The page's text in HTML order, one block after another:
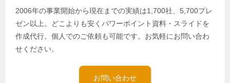
2006年の事業開始から現在までの実績は1,700社、5,700プレ
ゼン以上。どこよりも安くパワーポイント資料・スライドを
作成代行。個人でのご依頼も可能です。お気軽にお問い合わ
せください。
お問い合わせ